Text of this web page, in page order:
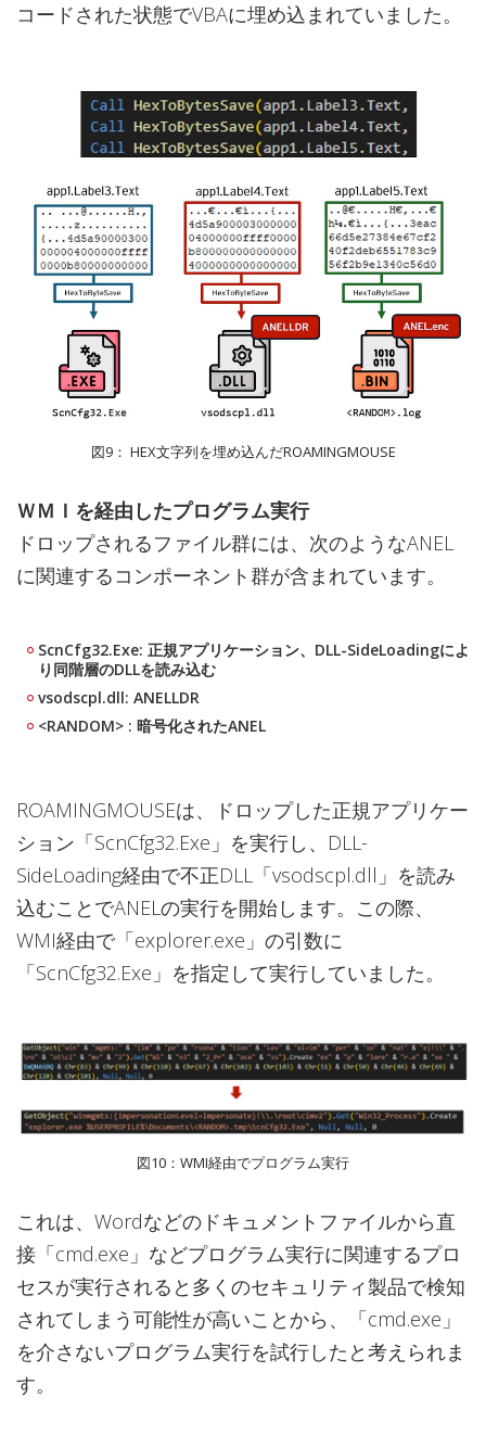
コードされた状態でVBAに埋め込まれていました。
図9： HEX文字列を埋め込んだROAMINGMOUSE
ＷＭＩを経由したプログラム実行
ドロップされるファイル群には、次のようなANEL
に関連するコンポーネント群が含まれています。
ScnCfg32.Exe: 正規アプリケーション、DLL-SideLoadingによ
り同階層のDLLを読み込む
vsodscpl.dll: ANELLDR
<RANDOM> : 暗号化されたANEL
ROAMINGMOUSEは、ドロップした正規アプリケー
ション「ScnCfg32.Exe」を実行し、DLL-
SideLoading経由で不正DLL「vsodscpl.dll」を読み
込むことでANELの実行を開始します。この際、
WMI経由で「explorer.exe」の引数に
「ScnCfg32.Exe」を指定して実行していました。
図10：WMI経由でプログラム実行
これは、Wordなどのドキュメントファイルから直
接「cmd.exe」などプログラム実行に関連するプロ
セスが実行されると多くのセキュリティ製品で検知
されてしまう可能性が高いことから、「cmd.exe」
を介さないプログラム実行を試行したと考えられま
す。